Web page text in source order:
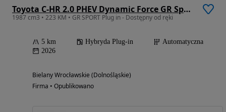
Toyota C-HR 2.0 PHEV Dynamic Force GR Sport
1987 cm3 • 223 KM • GR SPORT Plug in - Dostępny od ręki
5 km Hybryda Plug-in
Automatyczna
2026
Bielany Wrocławskie (Dolnośląskie)
Firma • Opublikowano